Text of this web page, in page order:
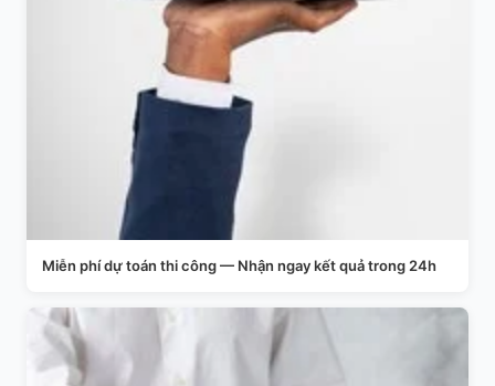
Miễn phí dự toán thi công — Nhận ngay kết quả trong 24h